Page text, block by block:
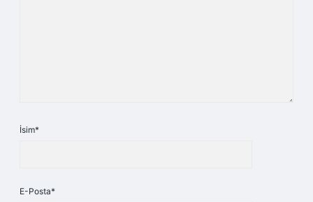
İsim*
E-Posta*